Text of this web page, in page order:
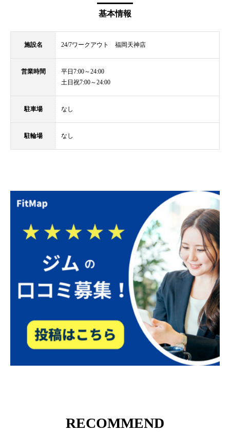
基本情報
施設名 24/7ワークアウト 福岡天神店
営業時間
平日7:00～24:00
土日祝7:00～24:00
駐車場 なし
駐輪場 なし
RECOMMEND